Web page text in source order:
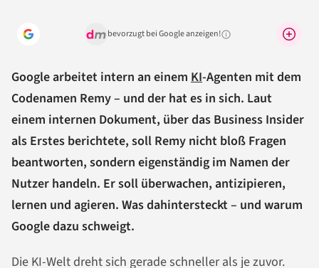
bevorzugt bei Google anzeigen!Warum lohnt sich das?
Google arbeitet intern an einem KI-Agenten mit dem
Codenamen Remy – und der hat es in sich. Laut
einem internen Dokument, über das Business Insider
als Erstes berichtete, soll Remy nicht bloß Fragen
beantworten, sondern eigenständig im Namen der
Nutzer handeln. Er soll überwachen, antizipieren,
lernen und agieren. Was dahintersteckt – und warum
Google dazu schweigt.
Die KI-Welt dreht sich gerade schneller als je zuvor.